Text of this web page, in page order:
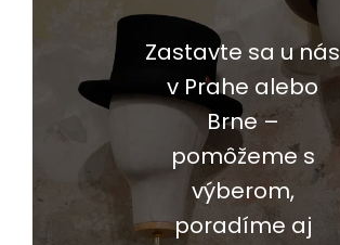
Zastavte sa u nás
v Prahe alebo
Brne –
pomôžeme s
výberom,
poradíme aj